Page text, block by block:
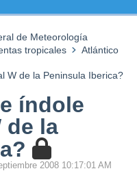
de Meteorología
tropicales
Atlántico
W de la Peninsula Iberica?
índole
de la
2008 10:17:01 AM